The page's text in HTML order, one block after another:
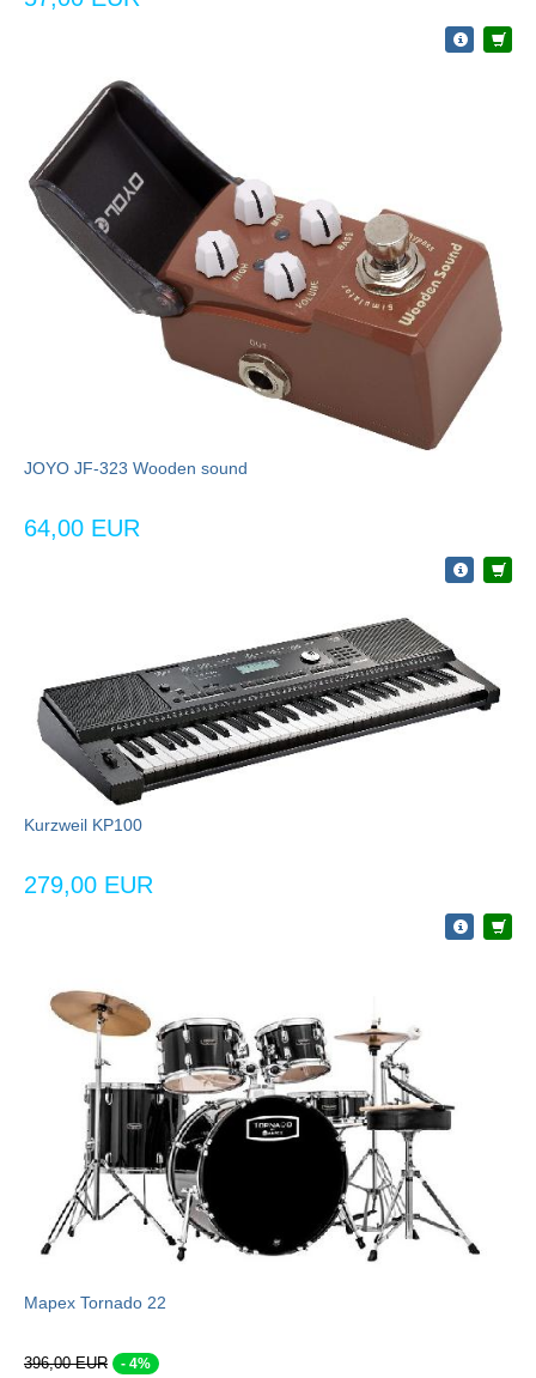
JOYO JF-323 Wooden sound
64,00 EUR
Kurzweil KP100
279,00 EUR
Mapex Tornado 22
396,00 EUR - 4%